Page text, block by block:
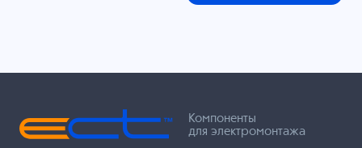
Компоненты
для электромонтажа